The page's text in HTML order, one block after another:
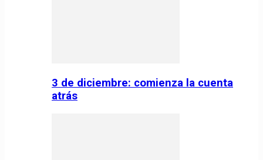
3 de diciembre: comienza la cuenta
atrás